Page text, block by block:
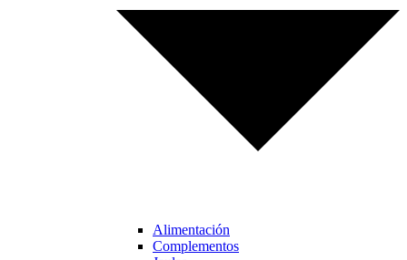
Alimentación
Complementos